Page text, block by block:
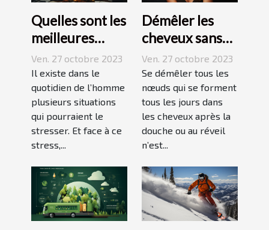
Quelles sont les
meilleures
techniques
pour vaincre le
stress ?
Ven. 27 octobre 2023
Il existe dans le
quotidien de l’homme
plusieurs situations
qui pourraient le
stresser. Et face à ce
stress,...
Démêler les
cheveux sans
difficulté et
sans douleur :
comment s’y
prendre ?
Ven. 27 octobre 2023
Se démêler tous les
nœuds qui se forment
tous les jours dans
les cheveux après la
douche ou au réveil
n’est...